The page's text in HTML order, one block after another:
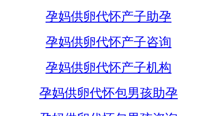
孕妈供卵代怀产子助孕
孕妈供卵代怀产子咨询
孕妈供卵代怀产子机构
孕妈供卵代怀包男孩助孕